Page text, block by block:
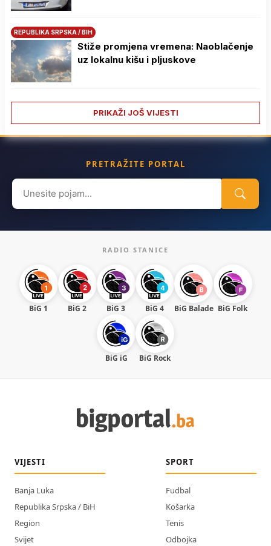
REPUBLIKA SRPSKA / BIH
Stiže promjena vremena: Naoblačenje
uz lokalnu kišu i pljuskove
PRIKAŽI JOŠ VIJESTI
PRETRAŽITE PORTAL
Search
for:
RADIO STANICE
BiG 1 BiG 2 BiG 3 BiG 4 BiG Balade BiG Folk
BiG iG BiG Rock
VIJESTI
Banja Luka
Republika Srpska / BiH
Region
Svijet
SPORT
Fudbal
Košarka
Tenis
Odbojka